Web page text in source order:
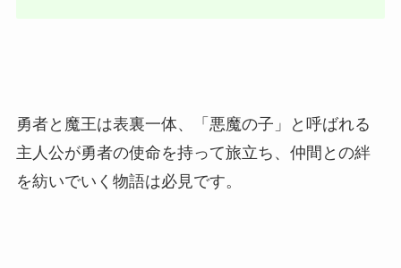
勇者と魔王は表裏一体、「悪魔の子」と呼ばれる
主人公が勇者の使命を持って旅立ち、仲間との絆
を紡いでいく物語は必見です。